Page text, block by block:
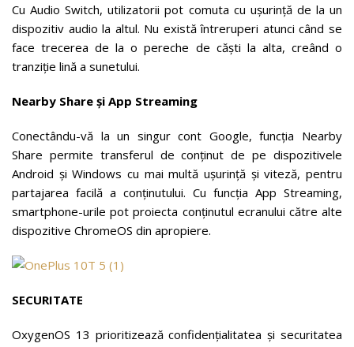
Cu Audio Switch, utilizatorii pot comuta cu ușurință de la un
dispozitiv audio la altul. Nu există întreruperi atunci când se
face trecerea de la o pereche de căști la alta, creând o
tranziție lină a sunetului.
Nearby Share și App Streaming
Conectându-vă la un singur cont Google, funcția Nearby
Share permite transferul de conținut de pe dispozitivele
Android și Windows cu mai multă ușurință și viteză, pentru
partajarea facilă a conținutului. Cu funcția App Streaming,
smartphone-urile pot proiecta conținutul ecranului către alte
dispozitive ChromeOS din apropiere.
SECURITATE
OxygenOS 13 prioritizează confidențialitatea și securitatea